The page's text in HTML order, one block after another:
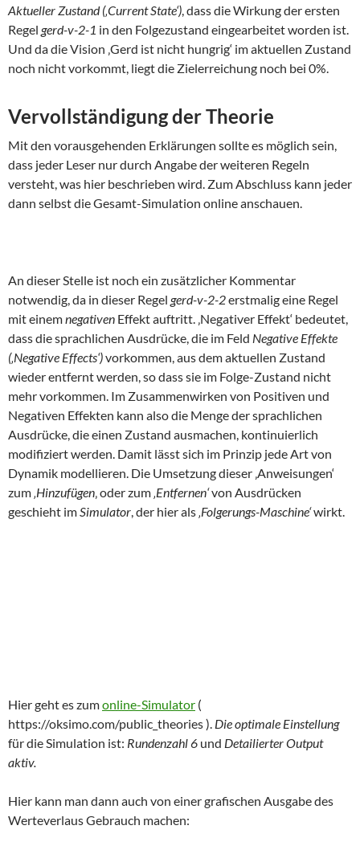
Aktueller Zustand (‚Current State‘), dass die Wirkung der ersten
Regel gerd-v-2-1 in den Folgezustand eingearbeitet worden ist.
Und da die Vision ‚Gerd ist nicht hungrig‘ im aktuellen Zustand
noch nicht vorkommt, liegt die Zielerreichung noch bei 0%.
Vervollständigung der Theorie
Mit den vorausgehenden Erklärungen sollte es möglich sein,
dass jeder Leser nur durch Angabe der weiteren Regeln
versteht, was hier beschrieben wird. Zum Abschluss kann jeder
dann selbst die Gesamt-Simulation online anschauen.
An dieser Stelle ist noch ein zusätzlicher Kommentar
notwendig, da in dieser Regel gerd-v-2-2erstmalig eine Regel
mit einemnegativen Effekt auftritt. ‚Negativer Effekt‘ bedeutet,
dass die sprachlichen Ausdrücke, die im Feld Negative Effekte
(‚Negative Effects‘)vorkommen, aus dem aktuellen Zustand
wieder entfernt werden, so dass sie im Folge-Zustand nicht
mehr vorkommen. Im Zusammenwirken von Positiven und
Negativen Effekten kann also die Menge der sprachlichen
Ausdrücke, die einen Zustand ausmachen, kontinuierlich
modifiziert werden. Damit lässt sich im Prinzip jede Art von
Dynamik modellieren. Die Umsetzung dieser ‚Anweisungen‘
zum‚Hinzufügen‚ oder zum‚Entfernen‘von Ausdrücken
geschieht imSimulator, der hier als‚Folgerungs-Maschine‘wirkt.
Hier geht es zumonline-Simulator (
https://oksimo.com/public_theories ). Die optimale Einstellung
für die Simulation ist: Rundenzahl 6 und Detailierter Output
aktiv.
Hier kann man dann auch von einer grafischen Ausgabe des
Werteverlaus Gebrauch machen: